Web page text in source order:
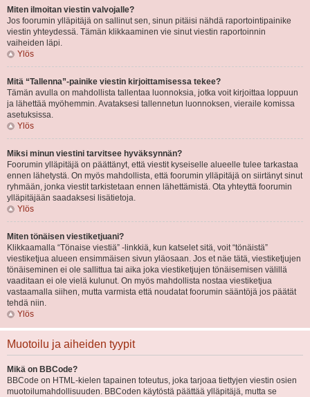
Miten ilmoitan viestin valvojalle?
Jos foorumin ylläpitäjä on sallinut sen, sinun pitäisi nähdä raportointipainike
viestin yhteydessä. Tämän klikkaaminen vie sinut viestin raportoinnin
vaiheiden läpi.
Ylös
Mitä “Tallenna”-painike viestin kirjoittamisessa tekee?
Tämän avulla on mahdollista tallentaa luonnoksia, jotka voit kirjoittaa loppuun
ja lähettää myöhemmin. Avataksesi tallennetun luonnoksen, vieraile komissa
asetuksissa.
Ylös
Miksi minun viestini tarvitsee hyväksynnän?
Foorumin ylläpitäjä on päättänyt, että viestit kyseiselle alueelle tulee tarkastaa
ennen lähetystä. On myös mahdollista, että foorumin ylläpitäjä on siirtänyt sinut
ryhmään, jonka viestit tarkistetaan ennen lähettämistä. Ota yhteyttä foorumin
ylläpitäjään saadaksesi lisätietoja.
Ylös
Miten tönäisen viestiketjuani?
Klikkaamalla “Tönaise viestiä” -linkkiä, kun katselet sitä, voit “tönäistä”
viestiketjua alueen ensimmäisen sivun yläosaan. Jos et näe tätä, viestiketjujen
tönäiseminen ei ole sallittua tai aika joka viestiketjujen tönäisemisen välillä
vaaditaan ei ole vielä kulunut. On myös mahdollista nostaa viestiketjua
vastaamalla siihen, mutta varmista että noudatat foorumin sääntöjä jos päätät
tehdä niin.
Ylös
Muotoilu ja aiheiden tyypit
Mikä on BBCode?
BBCode on HTML-kielen tapainen toteutus, joka tarjoaa tiettyjen viestin osien
muotoilumahdollisuuden. BBCoden käytöstä päättää ylläpitäjä, mutta se